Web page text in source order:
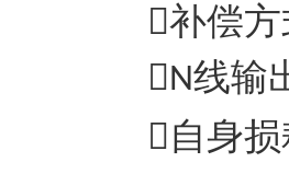
补偿
N线输
自身